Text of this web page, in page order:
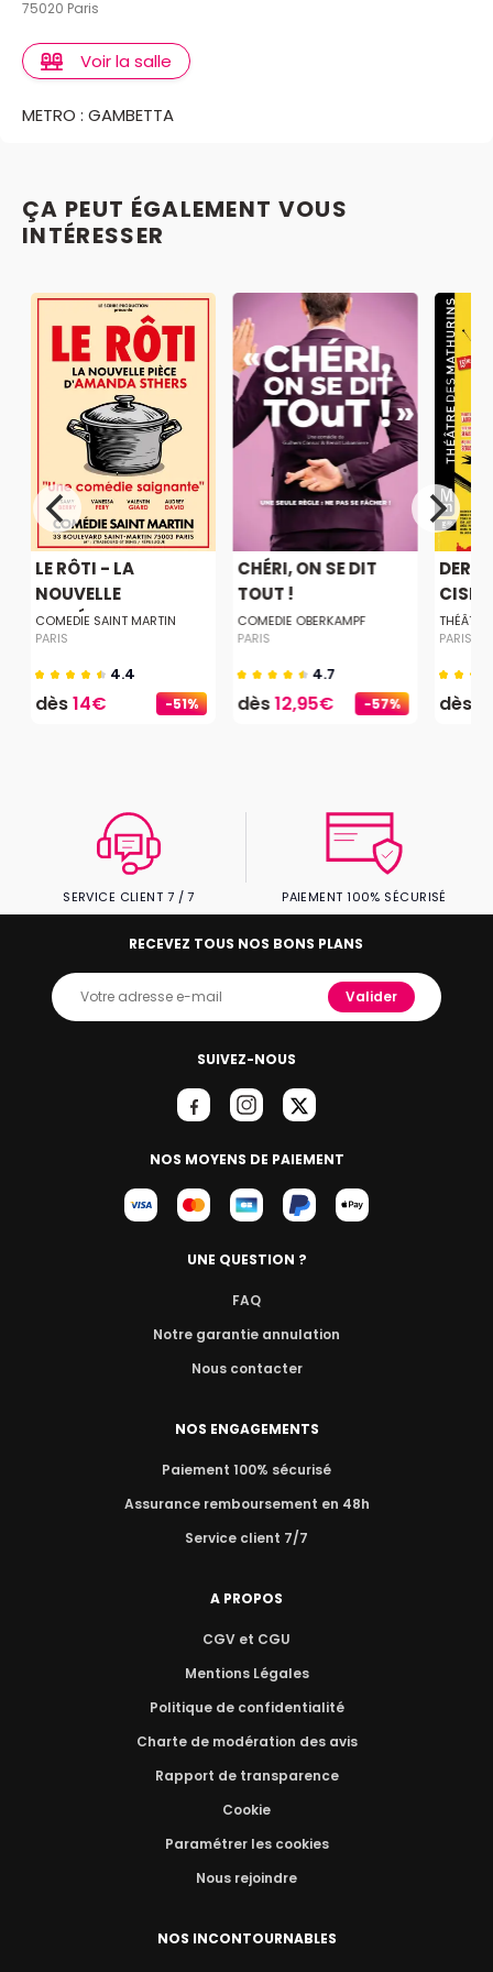
75020 Paris
Voir la salle
METRO : GAMBETTA
ÇA PEUT ÉGALEMENT VOUS
INTÉRESSER
-51%
LE RÔTI - LA
NOUVELLE
COMÉDIE...
COMEDIE SAINT MARTIN
PARIS
4.4
dès14€ -57%
CHÉRI, ON SE DIT
TOUT !
COMEDIE OBERKAMPF
PARIS
4.7
dès12,95€
PARIS
dès
SERVICE CLIENT 7 / 7 PAIEMENT 100% SÉCURISÉ
SUIVEZ-NOUS
NOS MOYENS DE PAIEMENT
RECEVEZ TOUS NOS BONS PLANS
Valider
UNE QUESTION ?
FAQ
Notre garantie annulation
Nous contacter
NOS ENGAGEMENTS
Paiement 100% sécurisé
Assurance remboursement en 48h
Service client 7/7
A PROPOS
CGV et CGU
Mentions Légales
Politique de confidentialité
Charte de modération des avis
Rapport de transparence
Cookie
Paramétrer les cookies
Nous rejoindre
NOS INCONTOURNABLES